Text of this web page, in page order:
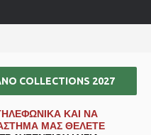
by DELANO collections 2027
COLLECTIONS 2027
ΚΑΙ ΝΑ
ΜΑΣ ΘΕΛΕΤΕ